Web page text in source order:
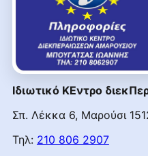
Ιδιωτικό ΚΕντρο
Σπ. Λέκκα 6, Μαρούσι
Τηλ: 210 806 2907